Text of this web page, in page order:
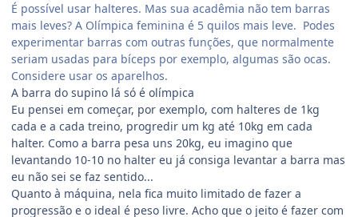
É possível usar halteres. Mas sua acadêmia não tem barras
mais leves? A Olímpica feminina é 5 quilos mais leve. Podes
experimentar barras com outras funções, que normalmente
seriam usadas para bíceps por exemplo, algumas são ocas.
Considere usar os aparelhos.
A barra do supino lá só é olímpica
Eu pensei em começar, por exemplo, com halteres de 1kg
cada e a cada treino, progredir um kg até 10kg em cada
halter. Como a barra pesa uns 20kg, eu imagino que
levantando 10-10 no halter eu já consiga levantar a barra mas
eu não sei se faz sentido...
Quanto à máquina, nela fica muito limitado de fazer a
progressão e o ideal é peso livre. Acho que o jeito é fazer com